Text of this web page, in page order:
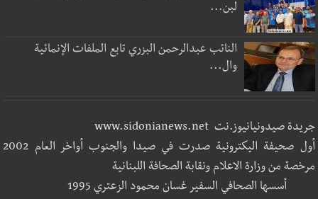
لبن...
النائب عبدالرحمن البزري تابع الملفات الإنمائية
وال...
جريدة صيدونيانيوز.نت www.sidonianews.net
أول صحيفة اليكترونية صدرت في صيدا والجنوب أواخر العام 2002
مرخصة من وزارة الاعلام ونقابة الصحافة اللبنانية
أسسها الصحافي السفير غسان محمود الزعتري 1995